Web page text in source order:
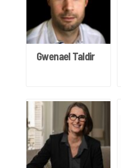
Gwenael Taldir